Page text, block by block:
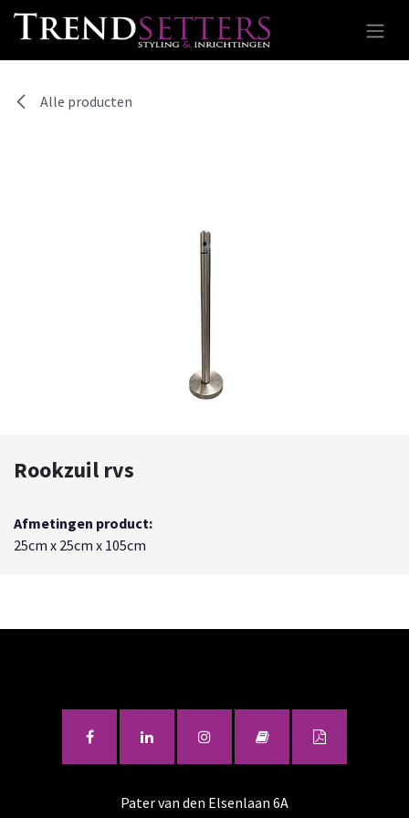
Overslaan naar inhoud
Alle producten
Rookzuil rvs
Afmetingen product:
25cm x 25cm x 105cm
Pater van den Elsenlaan 6A